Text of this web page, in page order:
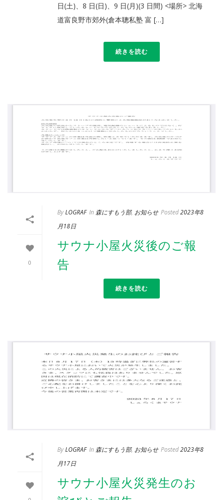
日(土)、8 日(日)、9 日(月)(3 日間) <場所> 北海
道富良野市郊外(倉本聰私塾 富 […]
続きを読む
0
ByLOGRAF In 森にすもう部, お知らせ Posted2023年8
月18日
サウナ小屋火災後のご報
告
続きを読む
ByLOGRAF In 森にすもう部, お知らせ Posted2023年8
月17日
サウナ小屋火災発生のお